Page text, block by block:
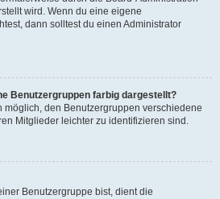
wird. Wenn du eine eigene
dann solltest du einen Administrator
Benutzergruppen farbig dargestellt?
möglich, den Benutzergruppen verschiedene
Mitglieder leichter zu identifizieren sind.
Benutzergruppe bist, dient die